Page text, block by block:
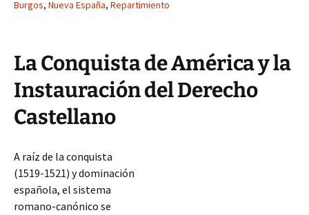
Burgos, Nueva España, Repartimiento
La Conquista de América y la
Instauración del Derecho
Castellano
A raíz de la conquista
(1519-1521) y dominación
española, el sistema
romano-canónico se